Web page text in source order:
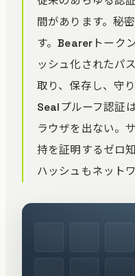
間があります。秘
す。Bearerトーク
ッシュ化されたパ
取り、保存し、守
Sealプルーフ認証
ラウザを出ない。
持を証明するゼロ
ハッシュもネット